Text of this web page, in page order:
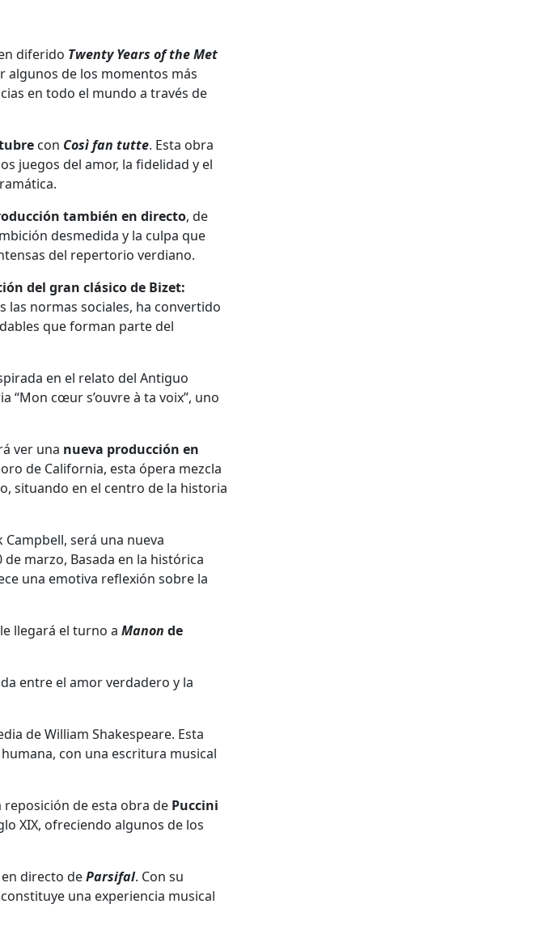
diferido Twenty Years of the Met
algunos de los momentos más
en todo el mundo a través de
con Così fan tutte. Esta obra
juegos del amor, la fidelidad y el
también en directo, de
desmedida y la culpa que
del repertorio verdiano.
del gran clásico de Bizet:
las normas sociales, ha convertido
que forman parte del
en el relato del Antiguo
“Mon cœur s’ouvre à ta voix”, uno
ver una nueva producción en
de California, esta ópera mezcla
situando en el centro de la historia
será una nueva
marzo, Basada en la histórica
una emotiva reflexión sobre la
le llegará el turno a Manon de
entre el amor verdadero y la
de William Shakespeare. Esta
con una escritura musical
reposición de esta obra de Puccini
XIX, ofreciendo algunos de los
directo deParsifal. Con su
constituye una experiencia musical